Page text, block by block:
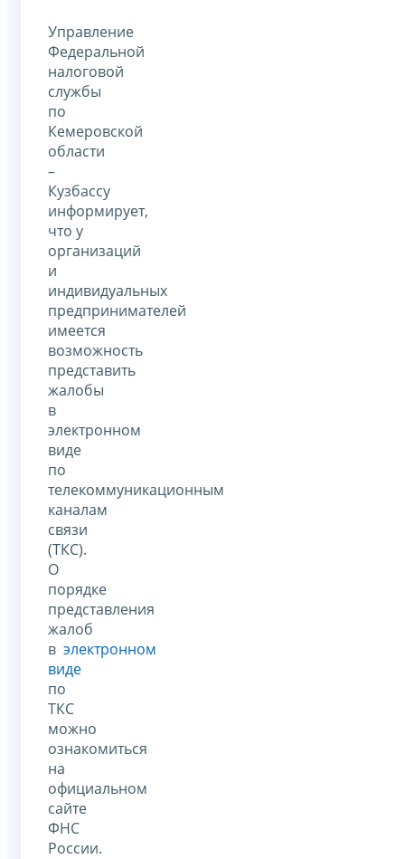
Управление
Федеральной
налоговой
службы
по
Кемеровской
области
–
Кузбассу
информирует,
что у
организаций
и
индивидуальных
предпринимателей
имеется
возможность
представить
жалобы
в
электронном
виде
по
телекоммуникационным
каналам
связи
(ТКС).
О
порядке
представления
жалоб
в электронном
виде
по
ТКС
можно
ознакомиться
на
официальном
сайте
ФНС
России.